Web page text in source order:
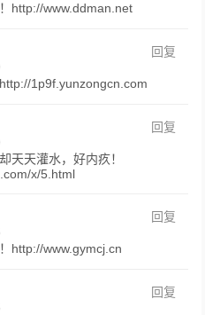
http://www.ddman.net
回复
1p9f.yunzongcn.com
回复
天天灌水，好内疚！
x/5.html
回复
http://www.gymcj.cn
回复